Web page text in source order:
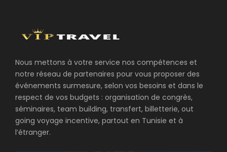
Nous mettons à votre service nos compétences et
notre réseau de partenaires pour vous proposer des
événements surmesure, selon vos besoins et dans le
respect de vos budgets : organisation de congrès,
séminaires, team building, transfert, billetterie, out
going voyage incentive, partout en Tunisie et à
l’étranger.